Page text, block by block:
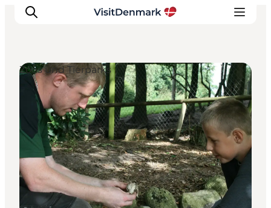
Inspiration
Regionen
Erlebnisse
Unterkünfte
Reiseplanung
Zoos und Tierparks